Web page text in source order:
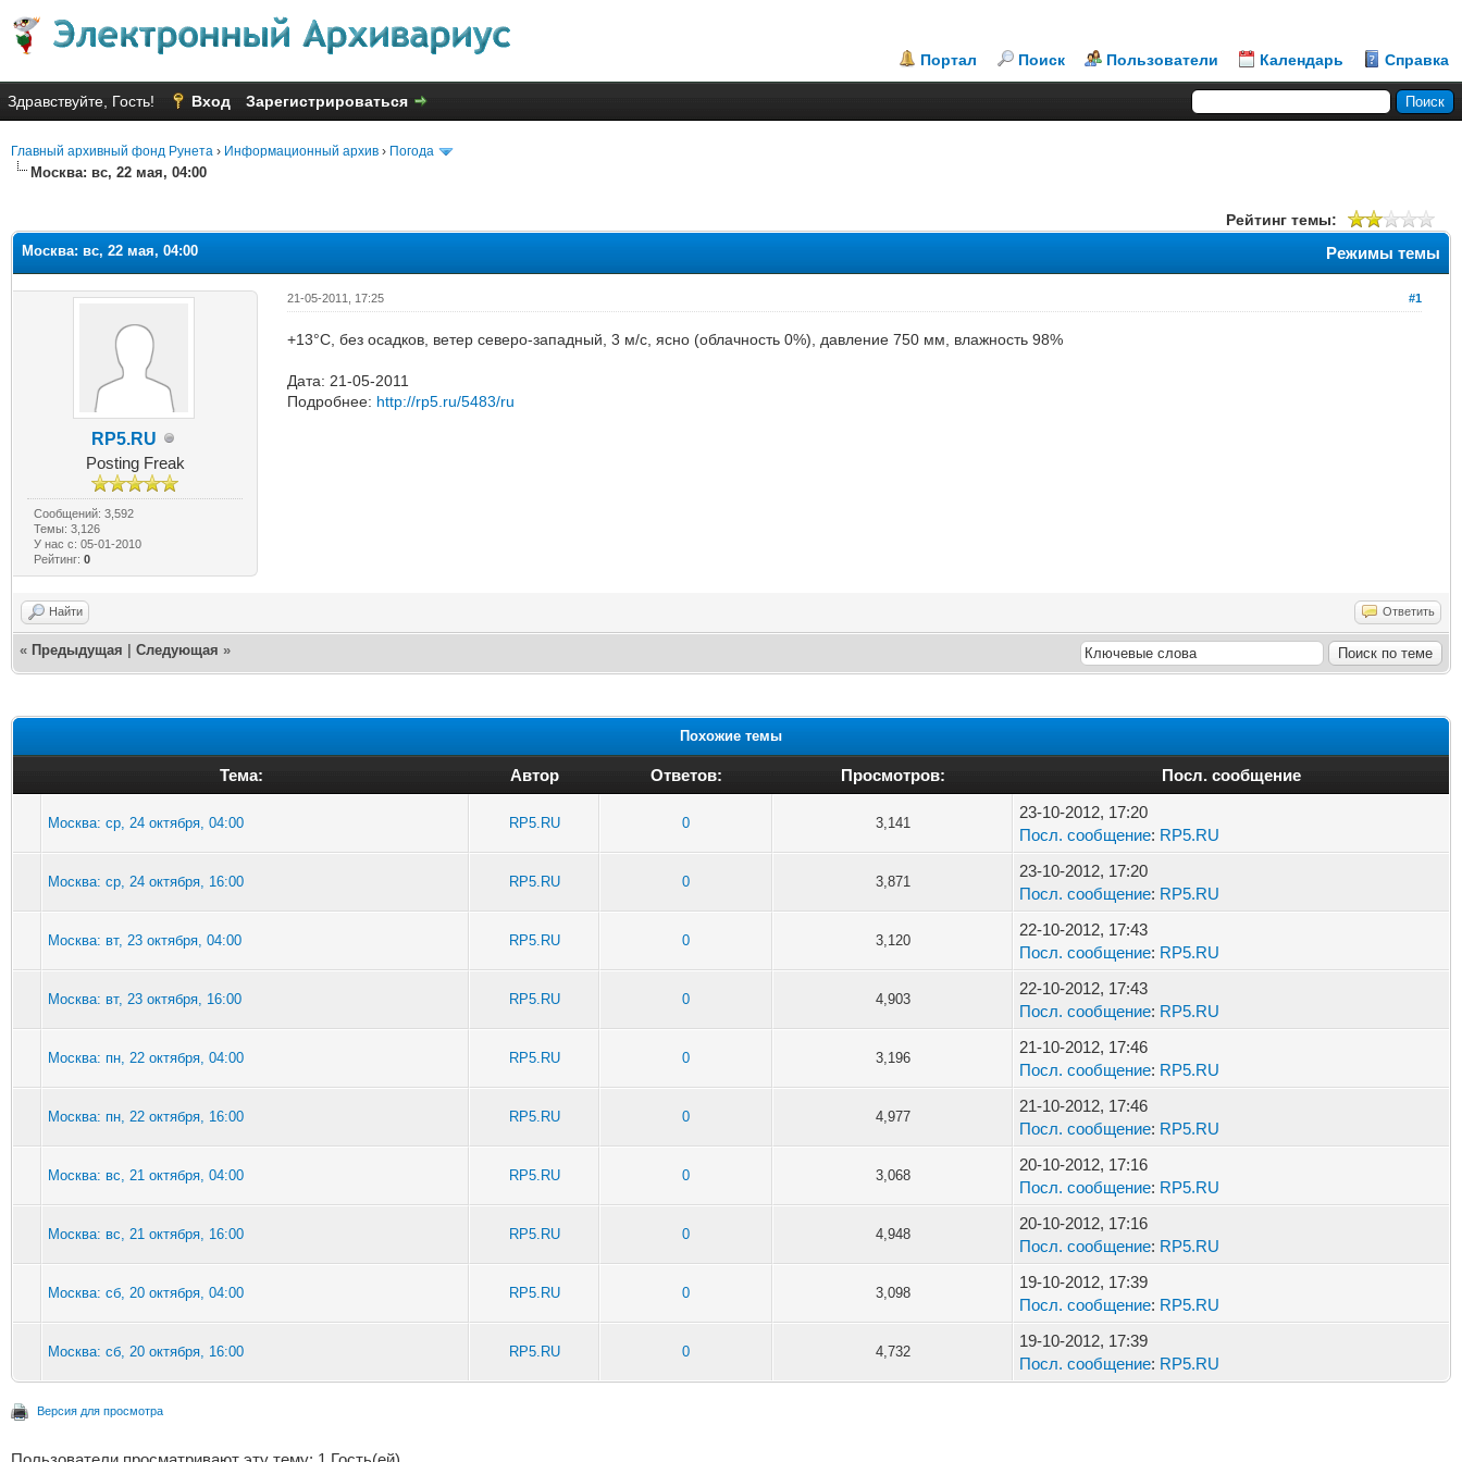
Портал Поиск Пользователи Календарь Справка
Здравствуйте, Гость! Вход Зарегистрироваться
Главный архивный фонд Рунета › Информационный архив › Погода
Москва: вс, 22 мая, 04:00
Рейтинг темы:
Режимы темы
Москва: вс, 22 мая, 04:00
RP5.RU
Posting Freak
Сообщений: 3,592
Темы: 3,126
У нас с: 05-01-2010
Рейтинг:0
#1
21-05-2011, 17:25
+13°C, без осадков, ветер северо-западный, 3 м/с, ясно (облачность 0%), давление 750 мм, влажность 98%
Дата: 21-05-2011
Подробнее: http://rp5.ru/5483/ru
Найти Ответить
« Предыдущая Следующая »
Похожие темы
Тема: Автор Ответов: Просмотров: Посл. сообщение
Москва: ср, 24 октября, 04:00 RP5.RU 0 3,141
23-10-2012, 17:20
Посл. сообщение: RP5.RU
Москва: ср, 24 октября, 16:00 RP5.RU 0 3,871
23-10-2012, 17:20
Посл. сообщение: RP5.RU
Москва: вт, 23 октября, 04:00 RP5.RU 0 3,120
22-10-2012, 17:43
Посл. сообщение: RP5.RU
Москва: вт, 23 октября, 16:00 RP5.RU 0 4,903
22-10-2012, 17:43
Посл. сообщение: RP5.RU
Москва: пн, 22 октября, 04:00 RP5.RU 0 3,196
21-10-2012, 17:46
Посл. сообщение: RP5.RU
Москва: пн, 22 октября, 16:00 RP5.RU 0 4,977
21-10-2012, 17:46
Посл. сообщение: RP5.RU
Москва: вс, 21 октября, 04:00 RP5.RU 0 3,068
20-10-2012, 17:16
Посл. сообщение: RP5.RU
Москва: вс, 21 октября, 16:00 RP5.RU 0 4,948
20-10-2012, 17:16
Посл. сообщение: RP5.RU
Москва: сб, 20 октября, 04:00 RP5.RU 0 3,098
19-10-2012, 17:39
Посл. сообщение: RP5.RU
Москва: сб, 20 октября, 16:00 RP5.RU 0 4,732
19-10-2012, 17:39
Посл. сообщение: RP5.RU
Версия для просмотра